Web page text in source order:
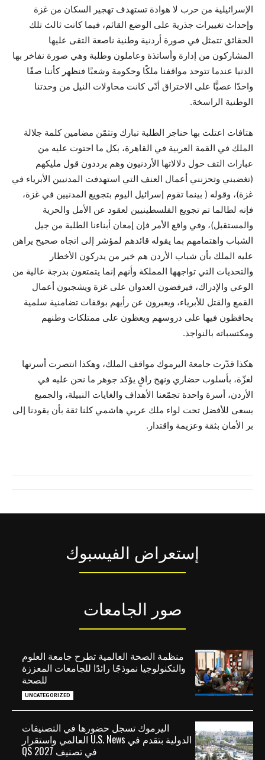
الإسرائيلية من حرب لا هوادة تستهدف تهجير السكان من غزة
وإحداث تغييرات جذرية على الوضع القائم، فيما كانت ثالث تلك
الحقائق تتمثل في صورة أردنية وطنية ناصعة التقى عليها
المشاركون من إدارة وأساتذة وعاملون وطلبة وهي صورة نفاخر بها
الدنيا عندما تتوحد مواقفنا ملكًا وحكومة وشعبًا فنظهر كأننا صفًا
واحدًا عصيًّا على الاختراق أنّى كانت محاولات النيل من وحدتنا
الوطنية الراسخة.
هتافات اعتلت بها حناجر الطلبة تبارك وتثمّن مضامين كلمة جلالة
الملك في القمة العربية في القاهرة، بكل ما احتوت عليه من
عبارات التف حول دلالاتها الأردنيون وهم يرددون قول مليكهم
(تغضبني وتحزنني أعمال العنف التي استهدفت المدنيين الأبرياء في
غزة)، وقوله ( بينما تقوم إسرائيل اليوم بتجويع المدنيين في غزة،
فإنه لطالما تم تجويع الفلسطينيين لعقود عن الأمل والحرية
والمستقبل)، وفي واقع الأمر فإن إمعان أبناءنا الطلبة من جيل
الشباب واهتمامهم بما يقوله قائدهم لمؤشر إلى اتجاه صحيح يراهن
عليه الملك بأن شباب الأردن هم خير من يدركون الأخطار
والتحديات التي تواجهها المملكة وأنهم إنما يتمتعون بدرجة عالية من
الوعي والإدراك، فيرفضون العدوان على غزة ويشجبون أعمال
القمع والقتل للأبرياء، ويعبرون عن رأيهم بوقفات تضامنية سلمية
يحافظون فيها على دروسهم ويعظون على ممتلكات وطنهم
ومكتسباته بالنواجذ.
هكذا قدّرت جامعة اليرموك مواقف الملك، وهكذا انتصرت أسرتها
لغزّة، بأسلوب حضاري ونهج راقٍ يؤكد جوهر ما نحن عليه في
الأردن، أسرة واحدة تجمّعنا الأهداف والغايات النبيلة، والجميع
يسعى للأفضل تحت لواء ملك عربي هاشمي كلنا ثقة بأن يقودنا إلى
بر الأمان بثقة وعزيمة واقتدار.
إستعراض الفيسبوك
صور الجامعات
منظمة الصحة العالمية تطرح جامعة العلوم
والتكنولوجيا نموذجًا رائدًا للجامعات المعززة
للصحة
UNCATEGORIZED
اليرموك تسجل حضورها في التصنيفات
الدولية بتقدم في U.S. News العالمي واستقرار
في تصنيف QS 2027